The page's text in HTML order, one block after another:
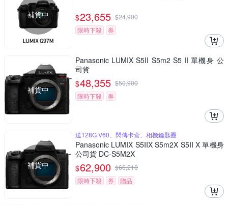
補貨中 $23,655 $24,900
限時下殺
券
補貨中
Panasonic LUMIX S5II S5m2 S5 II 單機身 公
司貨
$48,355 $50,900
限時下殺
券
補貨中
送128G V60、閃傳卡盒、相機鑰匙圈
Panasonic LUMIX S5IIX S5m2X S5II X 單機身
公司貨 DC-S5M2X
$62,900 $66,210
限時下殺
券 贈品